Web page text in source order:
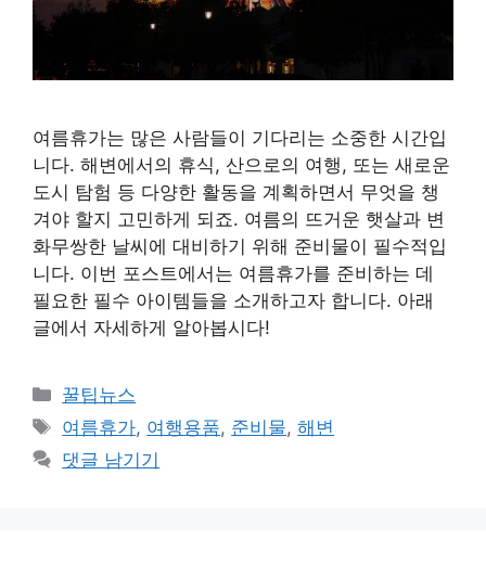
여름휴가는 많은 사람들이 기다리는 소중한 시간입
니다. 해변에서의 휴식, 산으로의 여행, 또는 새로운
도시 탐험 등 다양한 활동을 계획하면서 무엇을 챙
겨야 할지 고민하게 되죠. 여름의 뜨거운 햇살과 변
화무쌍한 날씨에 대비하기 위해 준비물이 필수적입
니다. 이번 포스트에서는 여름휴가를 준비하는 데
필요한 필수 아이템들을 소개하고자 합니다. 아래
글에서 자세하게 알아봅시다!
카
테
리
꿀팁뉴스
태
그
여름휴가, 여행용품, 준비물,해변
댓글 남기기